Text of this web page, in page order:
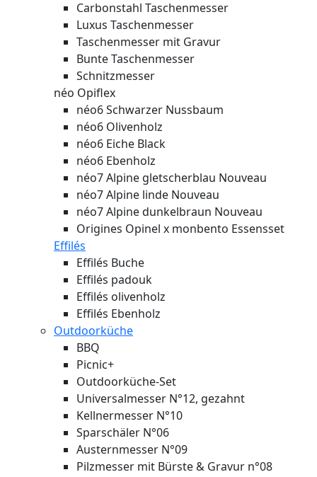
Carbonstahl Taschenmesser
Luxus Taschenmesser
Taschenmesser mit Gravur
Bunte Taschenmesser
Schnitzmesser
néo Opiflex
néo6 Schwarzer Nussbaum
néo6 Olivenholz
néo6 Eiche Black
néo6 Ebenholz
néo7 Alpine gletscherblau Nouveau
néo7 Alpine linde Nouveau
néo7 Alpine dunkelbraun Nouveau
Origines Opinel x monbento Essensset
Effilés
Effilés Buche
Effilés padouk
Effilés olivenholz
Effilés Ebenholz
Outdoorküche
BBQ
Picnic+
Outdoorküche-Set
Universalmesser N°12, gezahnt
Kellnermesser N°10
Sparschäler N°06
Austernmesser N°09
Pilzmesser mit Bürste & Gravur n°08